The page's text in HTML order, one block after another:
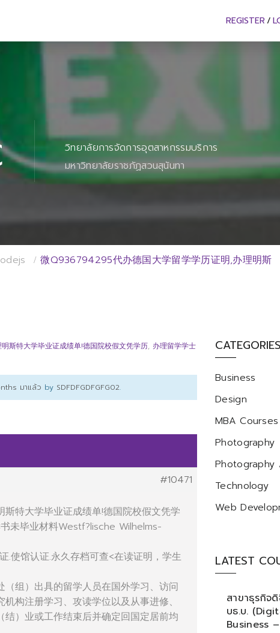
REGISTER /
วิทยาลัยการจัดการอุตสาหกรรมบริการ
มหาวิทยาลัยราชภัฏสวนสุนันทา
微Q936794295代办德国大学留学学历证明,办理明斯
斯特大学毕业证成绩单!德国院校假文凭学历, 办理留学学士
มาแล้ว by SDFDFGDFGFG02.
#10471
特大学毕业证成绩单!德国院校假文凭学
未毕业材料Westf?lische Wilhelms-
.使馆认证.永久存档可查<在读证明，学生
组）出具的留学人员在国外学习、访问
构注册学习、攻读学位以及从事进修、
）业或工作结束后并确定回国定居前均
CATEGORIES
Business
Design
MBA Courses
Photography
Photography
Technology
Web
LATEST
สาขาธุรกิจ
บธ.บ.
Business –